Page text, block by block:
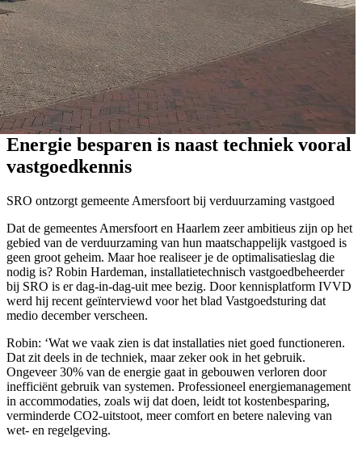
Energie besparen is naast techniek vooral
vastgoedkennis
SRO ontzorgt gemeente Amersfoort bij verduurzaming vastgoed
Dat de gemeentes Amersfoort en Haarlem zeer ambitieus zijn op het
gebied van de verduurzaming van hun maatschappelijk vastgoed is
geen groot geheim. Maar hoe realiseer je de optimalisatieslag die
nodig is? Robin Hardeman, installatietechnisch vastgoedbeheerder
bij SRO is er dag-in-dag-uit mee bezig. Door kennisplatform IVVD
werd hij recent geïnterviewd voor het blad Vastgoedsturing dat
medio december verscheen.
Robin: ‘Wat we vaak zien is dat installaties niet goed functioneren.
Dat zit deels in de techniek, maar zeker ook in het gebruik.
Ongeveer 30% van de energie gaat in gebouwen verloren door
inefficiënt gebruik van systemen. Professioneel energiemanagement
in accommodaties, zoals wij dat doen, leidt tot kostenbesparing,
verminderde CO2-uitstoot, meer comfort en betere naleving van
wet- en regelgeving.